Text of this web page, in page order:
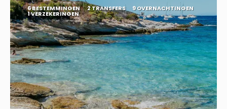
6 BESTEMMINGEN 2 TRANSFERS 9 OVERNACHTINGEN
1 VERZEKERINGEN